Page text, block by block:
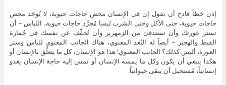
إذن خطأ فادح أن نقول إن في الإنسان محض حاجات حيوية، لا يُوجَد محض
حاجات حيوية، حتى الأكل وحتى الشرب ليسا مُجرَّد حاجات حيوية، اللباس – أن
تستر عورتك وأن تستدفئ من الزمهرير وأن تُخفِّف عن نفسك في جُمارة
القيظ والهجير – أيضاً له البُعد المعنوي، هناك الجانب المعنوي للباس وستر
العورة، أليس كذلك؟ الجانب المعنوي! هذا هو الإنسان، كل ما يتعلَّق بالإنسان أو
هكذا ينبغي أن يكون وكل ما يمسه الإنسان أو تمس إليه حاجة الإنسان يغدو
إنسانياً، مُستحيل أن يبقى حيوانياً.